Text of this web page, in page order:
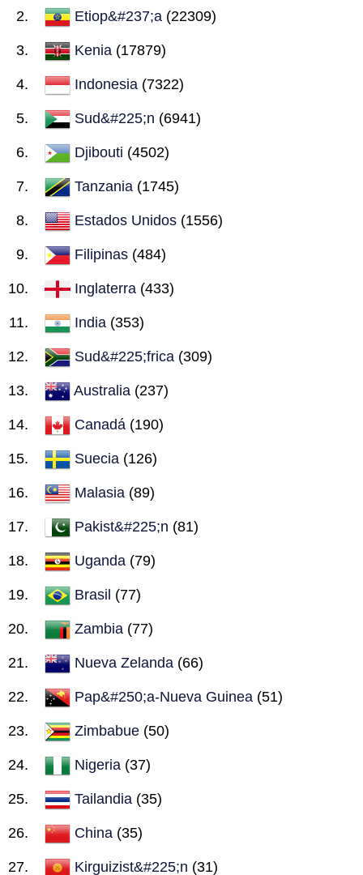
Etiop&#237;a (22309)
Kenia (17879)
Indonesia (7322)
Sud&#225;n (6941)
Djibouti (4502)
Tanzania (1745)
Estados Unidos (1556)
Filipinas (484)
Inglaterra (433)
India (353)
Sud&#225;frica (309)
Australia (237)
Canadá (190)
Suecia (126)
Malasia (89)
Pakist&#225;n (81)
Uganda (79)
Brasil (77)
Zambia (77)
Nueva Zelanda (66)
Pap&#250;a-Nueva Guinea (51)
Zimbabue (50)
Nigeria (37)
Tailandia (35)
China (35)
Kirguizist&#225;n (31)